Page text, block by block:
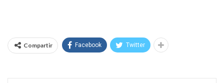
Compartir Facebook Twitter